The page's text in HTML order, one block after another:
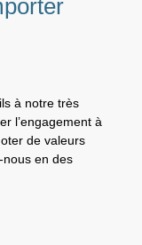
à notre très
l’engagement à
de valeurs
nous en des